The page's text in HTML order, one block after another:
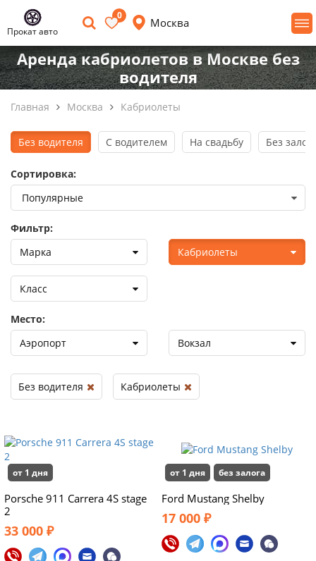
Прокат авто
0
Москва
Аренда кабриолетов в Москве без
водителя
Главная Москва Кабриолеты
от 1 дня
Porsche 911 Carrera 4S stage
2
33 000 ₽
от 1 дня без залога
Ford Mustang Shelby
17 000 ₽
Без водителя С водителем На свадьбу Без
Сортировка:
Фильтр:
Марка
Кабриолеты
Класс
Место:
Аэропорт
Вокзал
Без водителя Кабриолеты